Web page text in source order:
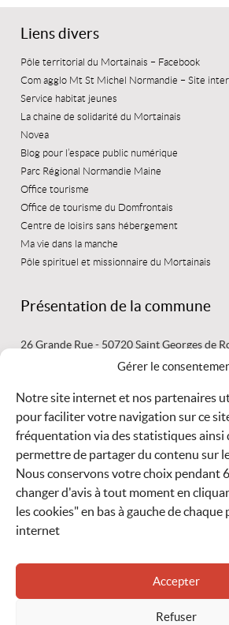
Gérer le
Notre site internet et nos partenaires
pour faciliter votre navigation sur ce
fréquentation via des statistiques ainsi
permettre de partager du contenu sur
Nous conservons votre choix pendant
changer d'avis à tout moment en
les cookies" en bas à gauche de
internet
Accepter
Refuser
Liens divers
Pôle territorial du Mortainais – Facebook
Com agglo Mt St Michel Normandie – Site
Service habitat jeunes
La chaine de solidarité du Mortainais
Novea
Blog pour l’espace public numérique
Parc Régional Normandie Maine
Office tourisme
Office de tourisme du Domfrontais
Centre de loisirs sans hébergement
Ma vie dans la manche
Pôle spirituel et missionnaire du Mortainais
Présentation de la commune
26 Grande Rue - 50720 Saint Georges de
02 33 59 44 03
le mardi de 9
LIRE
LA SUITE
Météo
ACCESSIBILITÉ MENTIONS